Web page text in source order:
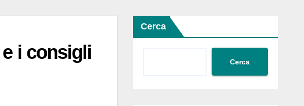
i consigli
Cerca
Cerca